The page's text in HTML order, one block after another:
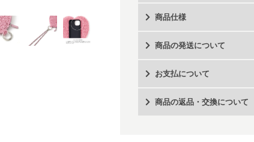
商品仕様
商品の発送について
お支払について
商品の返品・交換について